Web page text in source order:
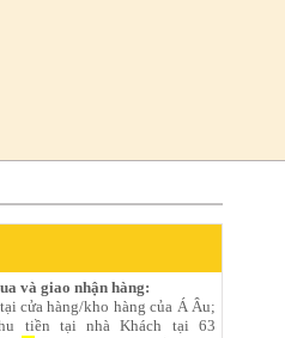
và giao nhận hàng:
cửa hàng/kho hàng của Á Âu;
tiền tại nhà Khách tại 63